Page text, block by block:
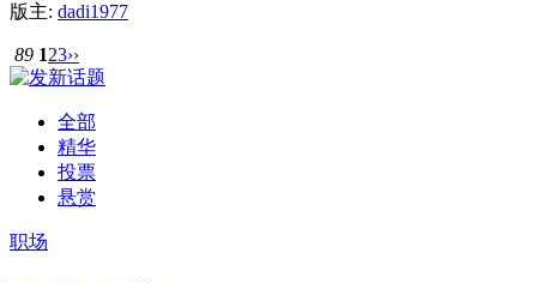
版主: dadi1977
89 123››
全部
精华
投票
悬赏
职场